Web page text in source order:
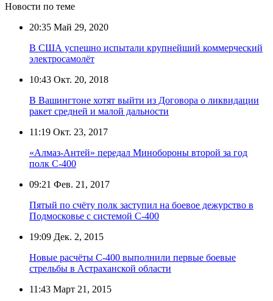
Новости по теме
20:35 Май 29, 2020
В США успешно испытали крупнейший коммерческий
электросамолёт
10:43 Окт. 20, 2018
В Вашингтоне хотят выйти из Договора о ликвидации
ракет средней и малой дальности
11:19 Окт. 23, 2017
«Алмаз-Антей» передал Минобороны второй за год
полк С-400
09:21 Фев. 21, 2017
Пятый по счёту полк заступил на боевое дежурство в
Подмосковье с системой С-400
19:09 Дек. 2, 2015
Новые расчёты С-400 выполнили первые боевые
стрельбы в Астраханской области
11:43 Март 21, 2015